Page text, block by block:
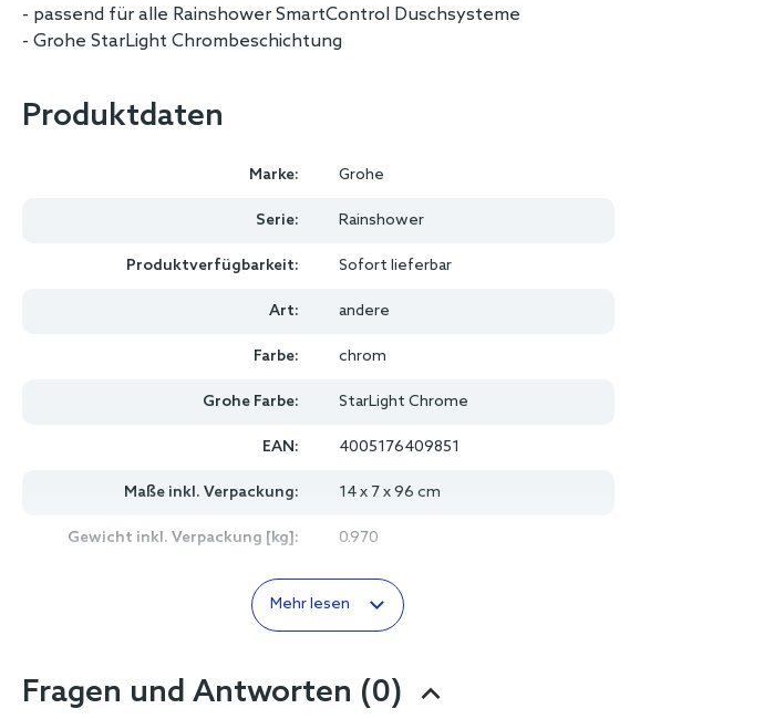
- passend für alle Rainshower SmartControl Duschsysteme
- Grohe StarLight Chrombeschichtung
Produktdaten
Marke: Grohe
Serie: Rainshower
Produktverfügbarkeit: Sofort lieferbar
Art: andere
Farbe: chrom
Grohe Farbe: StarLight Chrome
EAN: 4005176409851
Maße inkl. Verpackung: 14 x 7 x 96 cm
Gewicht inkl. Verpackung [kg]: 0.970
Mehr lesen
Fragen und Antworten (0)